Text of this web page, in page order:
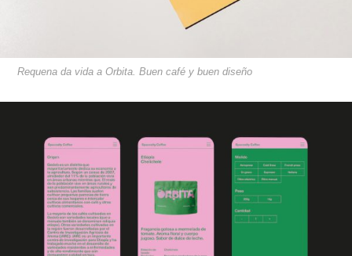
Requena da vida a Orbita. Buen café y buen diseño